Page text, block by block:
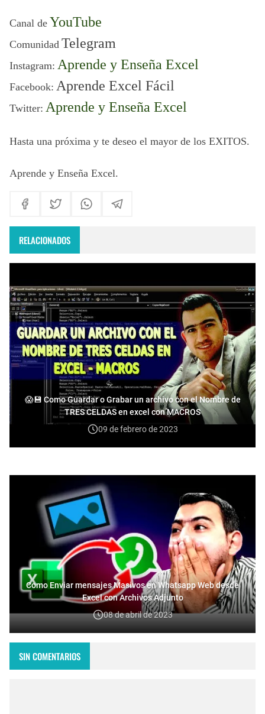
Canal de YouTube
Comunidad Telegram
Instagram: Aprende y Enseña Excel
Facebook: Aprende Excel Fácil
Twitter: Aprende y Enseña Excel
Hasta una próxima y te deseo el mayor de los EXITOS.
Aprende y Enseña Excel.
RELACIONADOS
😱💾 Como Guardar o Grabar un archivo con el Nombre de
TRES CELDAS en excel con MACROS
09 de febrero de 2023
Como Enviar mensajes Masivos en Whatsapp Web desde
Excel con Archivos Adjunto
08 de abril de 2023
SIN COMENTARIOS